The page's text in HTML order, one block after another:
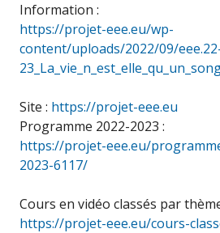
Information :
https://projet-eee.eu/wp-
content/uploads/2022/09/
Site : https://projet-eee.eu
Programme 2022-2023 :
https://projet-eee.eu/
2023-6117/
Cours en vidéo classés par
https://projet-eee.eu/cours-